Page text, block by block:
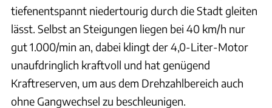
tiefenentspannt niedertourig durch die Stadt gleiten
lässt. Selbst an Steigungen liegen bei 40 km/h nur
gut 1.000/min an, dabei klingt der 4,0-Liter-Motor
unaufdringlich kraftvoll und hat genügend
Kraftreserven, um aus dem Drehzahlbereich auch
ohne Gangwechsel zu beschleunigen.